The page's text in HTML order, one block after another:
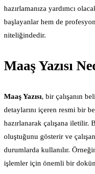
hazırlamanıza yardımcı
başlayanlar hem de
niteliğindedir.
Maaş Yazısı
Maaş Yazısı, bir çalışanın
detaylarını içeren resmi bir
hazırlanarak çalışana iletilir.
oluştuğunu gösterir ve
durumlarda kullanılır.
işlemler için önemli bir